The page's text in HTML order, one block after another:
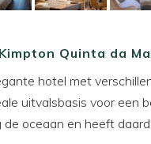
Quinta da
hotel met
uitvalsbasis voor een
de oceaan en heeft